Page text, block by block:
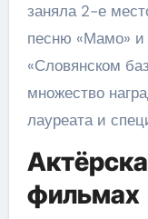
заняла 2-е
песню «Мамо» и
«Словянском
множество
лауреата и
фильмах